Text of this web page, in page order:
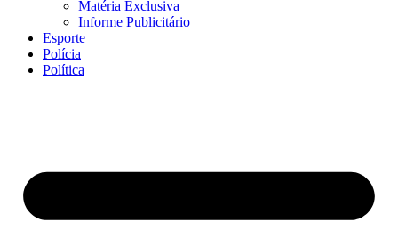
Matéria Exclusiva
Informe Publicitário
Esporte
Polícia
Política